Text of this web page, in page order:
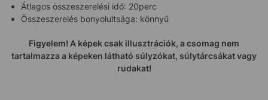
Átlagos összeszerelési idő: 20perc
Összeszerelés bonyolultsága: könnyű
Figyelem! A képek csak illusztrációk, a csomag nem
tartalmazza a képeken látható súlyzókat, súlytárcsákat vagy
rudakat!